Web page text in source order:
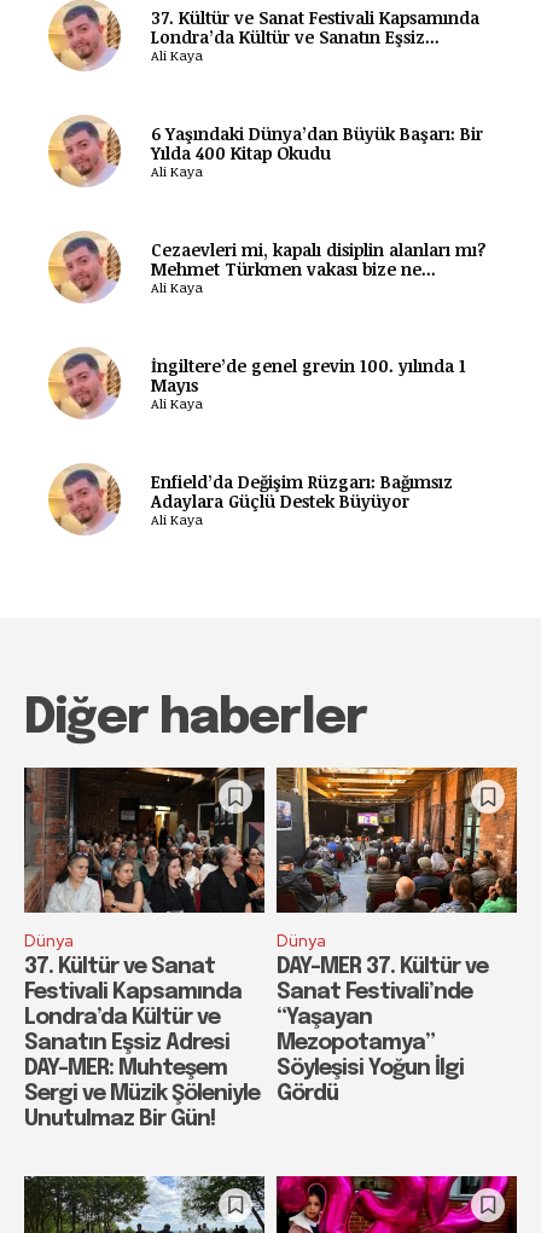
37. Kültür ve Sanat Festivali Kapsamında
Londra’da Kültür ve Sanatın Eşsiz...
Ali Kaya
6 Yaşındaki Dünya’dan Büyük Başarı: Bir
Yılda 400 Kitap Okudu
Ali Kaya
Cezaevleri mi, kapalı disiplin alanları mı?
Mehmet Türkmen vakası bize ne...
Ali Kaya
İngiltere’de genel grevin 100. yılında 1
Mayıs
Ali Kaya
Enfield’da Değişim Rüzgarı: Bağımsız
Adaylara Güçlü Destek Büyüyor
Ali Kaya
Diğer haberler
Dünya
37. Kültür ve Sanat
Festivali Kapsamında
Londra’da Kültür ve
Sanatın Eşsiz Adresi
DAY-MER: Muhteşem
Sergi ve Müzik Şöleniyle
Unutulmaz Bir Gün!
Dünya
DAY-MER 37. Kültür ve
Sanat Festivali’nde
“Yaşayan
Mezopotamya”
Söyleşisi Yoğun İlgi
Gördü